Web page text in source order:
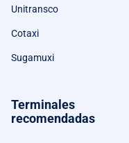
Unitransco
Cotaxi
Sugamuxi
Terminales
recomendadas